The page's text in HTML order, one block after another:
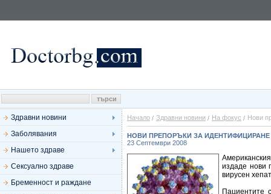
Здравни новини
Заболявания
Нашето здраве
Сексуално здраве
Бременност и раждане
Начало Здравни новини На фокус Нови
НОВИ ПРЕПОРЪКИ ЗА
23 Септември 2008
издаде нови
вирусен
Пациентите